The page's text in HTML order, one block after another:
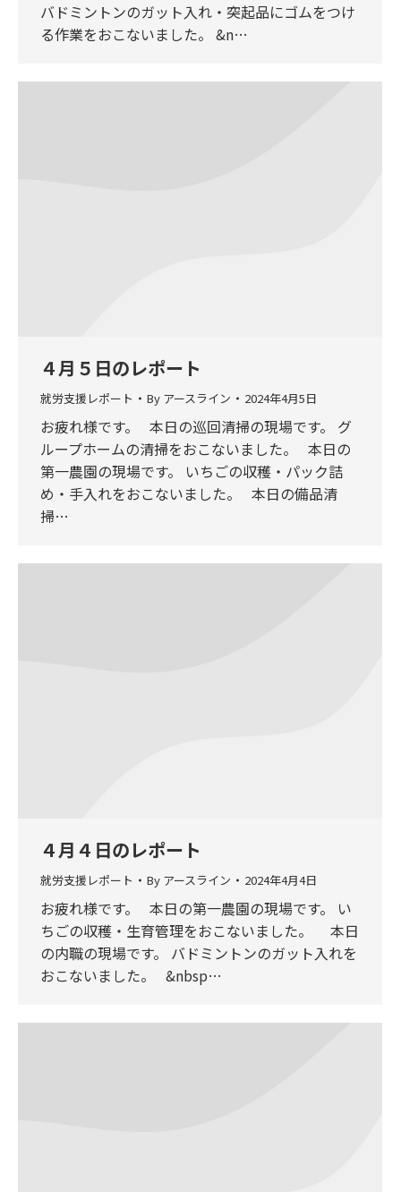
バドミントンのガット入れ・突起品にゴムをつけ
る作業をおこないました。 &n…
４月５日のレポート
就労支援レポート By アースライン 2024年4月5日
お疲れ様です。 本日の巡回清掃の現場です。 グ
ループホームの清掃をおこないました。 本日の
第一農園の現場です。 いちごの収穫・パック詰
め・手入れをおこないました。 本日の備品清
掃…
４月４日のレポート
就労支援レポート By アースライン 2024年4月4日
お疲れ様です。 本日の第一農園の現場です。 い
ちごの収穫・生育管理をおこないました。 本日
の内職の現場です。 バドミントンのガット入れを
おこないました。 &nbsp…